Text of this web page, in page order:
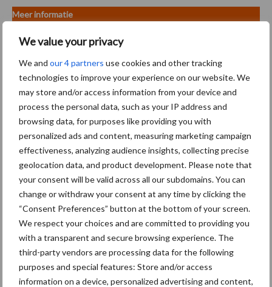
We value your privacy
We and our 4 partners use cookies and other tracking
technologies to improve your experience on our website. We
may store and/or access information from your device and
process the personal data, such as your IP address and
browsing data, for purposes like providing you with
personalized ads and content, measuring marketing campaign
effectiveness, analyzing audience insights, collecting precise
geolocation data, and product development. Please note that
your consent will be valid across all our subdomains. You can
change or withdraw your consent at any time by clicking the
“Consent Preferences” button at the bottom of your screen.
We respect your choices and are committed to providing you
with a transparent and secure browsing experience. The
third-party vendors are processing data for the following
purposes and special features: Store and/or access
information on a device, personalized advertising and content,
Meer informatie
Neem contact op met Nick Selman.
T:+31(0)6 55 89 87 25
E:nick.selman@kaweco.com
W:www.kaweco.com
Aanbevolen voor jou! advertorial
Stoter Truck en Trailer
importeur van
Schwarzmüller in Nederland
Duijndam Machines:
Tweedehands machines als
strategische investering